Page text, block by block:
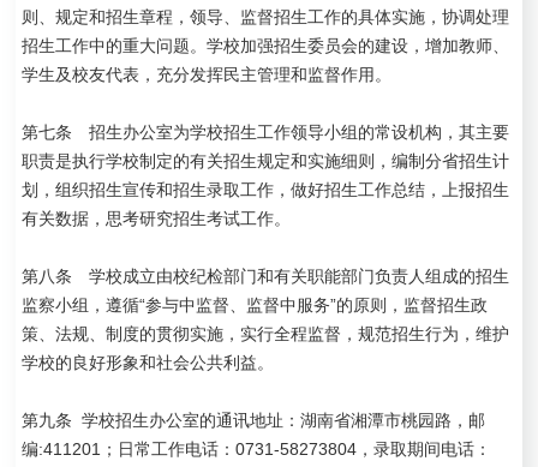
则、规定和招生章程，领导、监督招生工作的具体实施，协调处理
招生工作中的重大问题。学校加强招生委员会的建设，增加教师、
学生及校友代表，充分发挥民主管理和监督作用。
第七条 招生办公室为学校招生工作领导小组的常设机构，其主要
职责是执行学校制定的有关招生规定和实施细则，编制分省招生计
划，组织招生宣传和招生录取工作，做好招生工作总结，上报招生
有关数据，思考研究招生考试工作。
第八条 学校成立由校纪检部门和有关职能部门负责人组成的招生
监察小组，遵循“参与中监督、监督中服务”的原则，监督招生政
策、法规、制度的贯彻实施，实行全程监督，规范招生行为，维护
学校的良好形象和社会公共利益。
第九条 学校招生办公室的通讯地址：湖南省湘潭市桃园路，邮
编:411201；日常工作电话：0731-58273804，录取期间电话：